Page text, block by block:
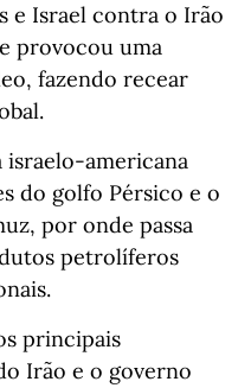
e Israel contra o Irão
provocou uma
fazendo recear
israelo-americana
do golfo Pérsico e o
por onde passa
petrolíferos
principais
Irão e o governo